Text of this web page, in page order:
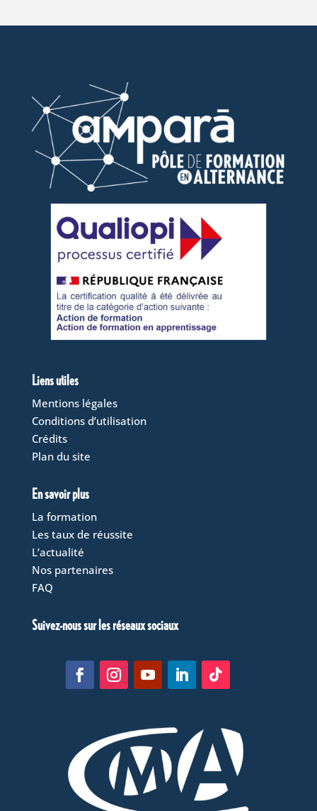
Liens utiles
Mentions légales
Conditions d’utilisation
Crédits
Plan du site
En savoir plus
La formation
Les taux de réussite
L’actualité
Nos partenaires
FAQ
Suivez-nous sur les réseaux sociaux